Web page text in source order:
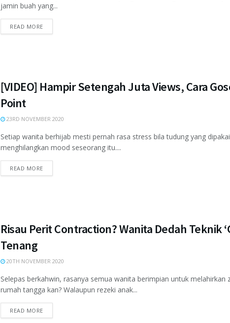
jamin buah yang...
READ MORE
[VIDEO] Hampir Setengah Juta Views, Cara
Point
23RD NOVEMBER 2020
Setiap wanita berhijab mesti pernah rasa stress bila tudung yang
menghilangkan mood seseorang itu....
READ MORE
Risau Perit Contraction? Wanita Dedah Teknik
Tenang
20TH NOVEMBER 2020
Selepas berkahwin, rasanya semua wanita berimpian untuk
rumah tangga kan? Walaupun rezeki anak...
READ MORE